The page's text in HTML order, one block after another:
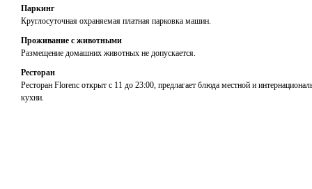
Паркинг
Круглосуточная охраняемая платная парковка машин.
Проживание с животными
Размещение домашних животных не допускается.
Ресторан
Ресторан Florenc открыт с 11 до 23:00, предлагает блюда местной и
кухни.